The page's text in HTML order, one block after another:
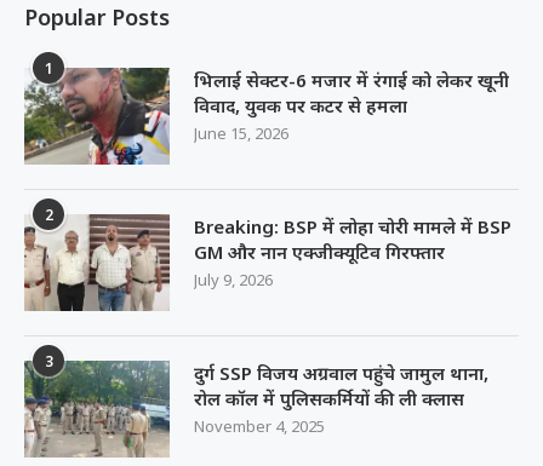
Popular Posts
1
भिलाई सेक्टर-6 मजार में रंगाई को लेकर खूनी
विवाद, युवक पर कटर से हमला
June 15, 2026
2
Breaking: BSP में लोहा चोरी मामले में BSP
GM और नान एक्जीक्यूटिव गिरफ्तार
July 9, 2026
3
दुर्ग SSP विजय अग्रवाल पहुंचे जामुल थाना,
रोल कॉल में पुलिसकर्मियों की ली क्लास
November 4, 2025